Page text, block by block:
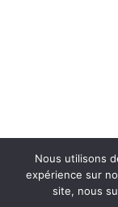
Nous utilisons
expérience sur
site, nous